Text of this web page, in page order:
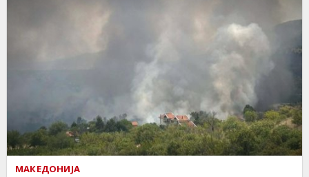
МАКЕДОНИЈА